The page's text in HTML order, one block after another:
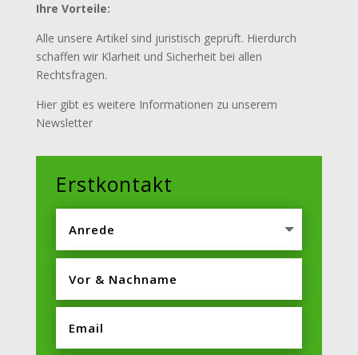
Ihre Vorteile:
Alle unsere Artikel sind juristisch geprüft. Hierdurch
schaffen wir Klarheit und Sicherheit bei allen
Rechtsfragen.
Hier gibt es weitere Informationen zu unserem
Newsletter
Erstkontakt